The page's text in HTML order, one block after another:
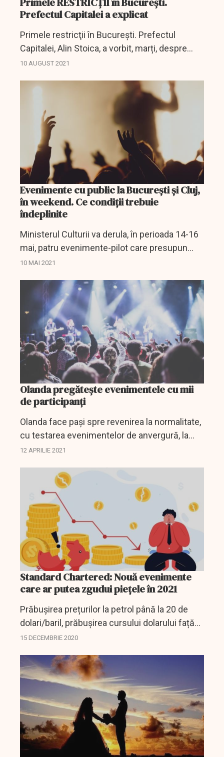
Prefectul Capitalei a explicat
Primele restricţii în Bucureşti. Prefectul
Capitalei, Alin Stoica, a vorbit, marți, despre
condiţiile în care se vor desfăşura cele două
10 AUGUST 2021
Evenimente cu public la București și Cluj,
în weekend. Ce condiții trebuie
îndeplinite
Ministerul Culturii va derula, în perioada 14-16
mai, patru evenimente-pilot care presupun
spectacole cu public atât în interior, cât şi în
10 MAI 2021
Olanda pregătește evenimentele cu mii
de participanți
Olanda face paşi spre revenirea la normalitate,
cu testarea evenimentelor de anvergură, la
care vor putea participa mii de oameni.
12 APRILIE 2021
Standard Chartered: Nouă evenimente
care ar putea zgudui piețele în 2021
Prăbușirea prețurilor la petrol până la 20 de
dolari/baril, prăbușirea cursului dolarului față
de yuan și obținerea de către democrați a
lista...
15 DECEMBRIE 2020